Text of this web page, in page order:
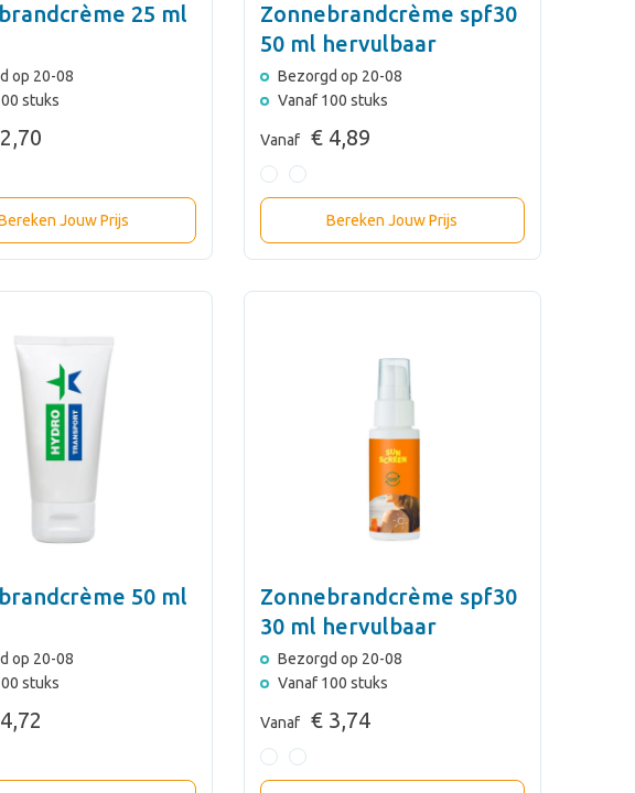
25 ml
op 20-08
stuks
Jouw Prijs
Zonnebrandcrème spf30
50 ml hervulbaar
Bezorgd op 20-08
Vanaf 100 stuks
Vanaf € 4,89
Bereken Jouw Prijs
50 ml
op 20-08
stuks
Zonnebrandcrème spf30
30 ml hervulbaar
Bezorgd op 20-08
Vanaf 100 stuks
Vanaf € 3,74